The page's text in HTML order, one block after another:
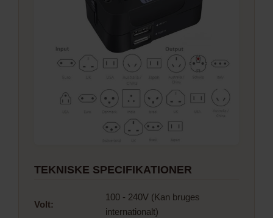
TEKNISKE SPECIFIKATIONER
Volt:
100 - 240V (Kan bruges
internationalt)